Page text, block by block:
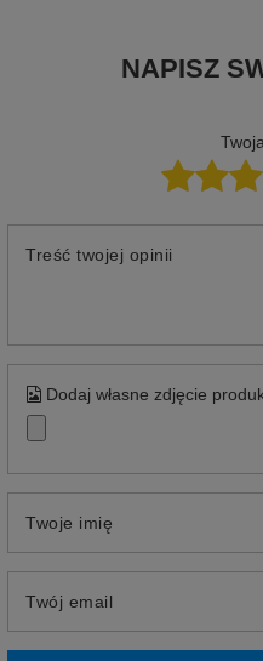
NAPISZ
Treść twojej opinii
Dodaj własne zdjęcie
Twoje imię
Twój email